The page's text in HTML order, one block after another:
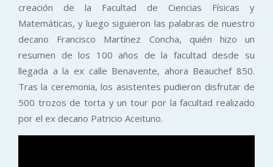
creación de la Facultad de Ciencias Físicas y
Matemáticas, y luego siguieron las palabras de nuestro
decano Francisco Martínez Concha, quién hizo un
resumen de los 100 años de la facultad desde su
llegada a la ex calle Benavente, ahora Beauchef 850.
Tras la ceremonia, los asistentes pudieron disfrutar de
500 trozos de torta y un tour por la facultad realizado
por el ex decano Patricio Aceituno.